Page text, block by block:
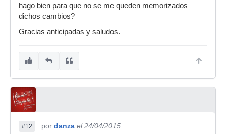
hago bien para que no se me queden memorizados
dichos cambios?
Gracias anticipadas y saludos.
#12 por danza el 24/04/2015